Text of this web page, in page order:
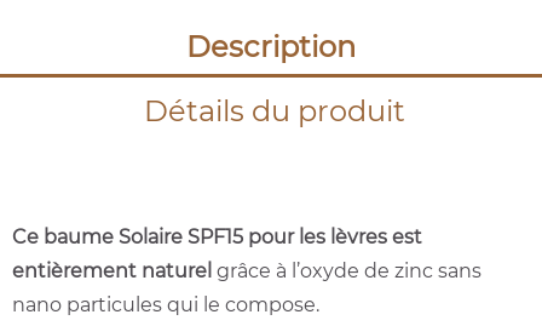
Description
Détails du produit
Ce baume Solaire SPF15 pour les lèvres est
entièrement naturel grâce à l’oxyde de zinc sans
nano particules qui le compose.